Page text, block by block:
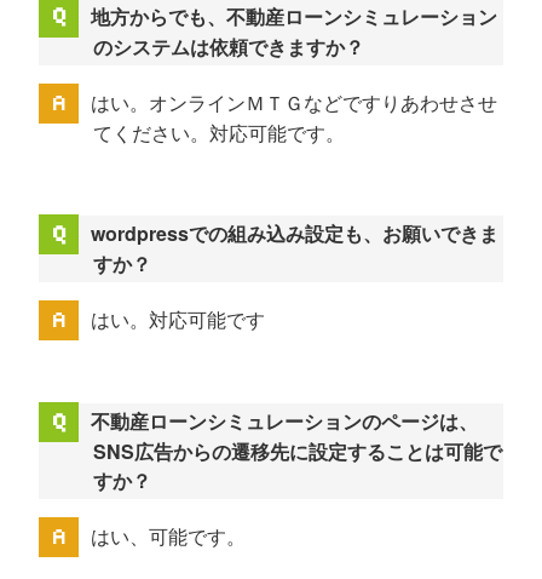
地方からでも、不動産ローンシミュレーション
のシステムは依頼できますか？
はい。オンラインＭＴＧなどですりあわせさせ
てください。対応可能です。
wordpressでの組み込み設定も、お願いできま
すか？
はい。対応可能です
不動産ローンシミュレーションのページは、
SNS広告からの遷移先に設定することは可能で
すか？
はい、可能です。